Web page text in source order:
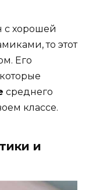
с хорошей
то этот
Его
среднего
классе.
и